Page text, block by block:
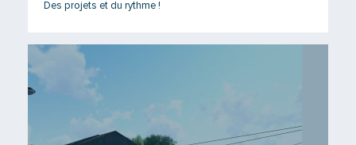
Des projets et du rythme !